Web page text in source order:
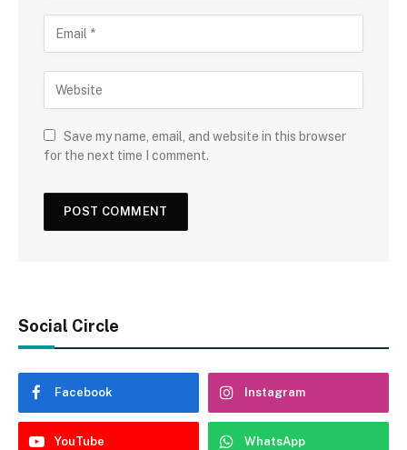
Save my name, email, and website in this browser
for the next time I comment.
Social Circle
Facebook Instagram
YouTube WhatsApp